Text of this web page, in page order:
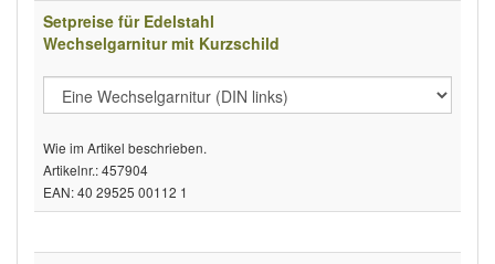
Setpreise für Edelstahl
Wechselgarnitur mit Kurzschild
Wie im Artikel beschrieben.
Artikelnr.: 457904
EAN: 40 29525 00112 1